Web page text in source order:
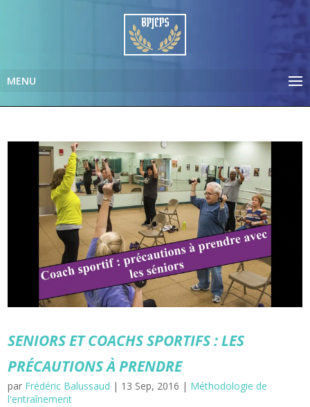
SENIORS ET COACHS SPORTIFS : LES
PRÉCAUTIONS À PRENDRE
par Frédéric Balussaud | 13 Sep, 2016 | Méthodologie de
l'entraînement